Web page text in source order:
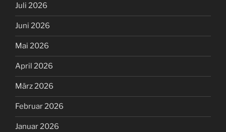
Juli 2026
Juni 2026
Mai 2026
April 2026
März 2026
Februar 2026
Januar 2026